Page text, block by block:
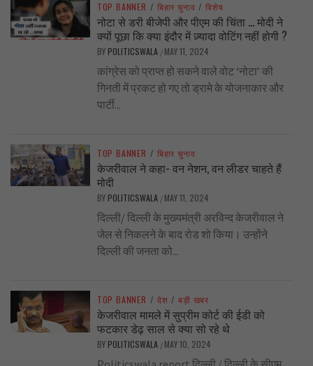
TOP BANNER / बिहार चुनाव / विशेष
नोटा से डरी बीजेपी और पीएम की चिंता … मोदी ने
क्यों पूछा कि क्या इंदौर में ज़्यादा वोटिंग नहीं होगी ?
BY POLITICSWALA / MAY 11, 2024
कांग्रेस को प्राप्त हो सकने वाले वोट ‘नोटा’ की
गिनती में प्रकट हो गए तो ड्रामे के योजनाकार और
पार्टी...
TOP BANNER / बिहार चुनाव
केजरीवाल ने कहा- वन नेशन, वन लीडर चाहते हैं
मोदी
BY POLITICSWALA / MAY 11, 2024
दिल्ली/ दिल्ली के मुख्यमंत्री अरविन्द केजरीवाल ने
जेल से निकलने के बाद रोड शो किया। उन्होंने
दिल्ली की जनता को...
TOP BANNER / देश / बड़ी खबर
केजरीवाल मामले में सुप्रीम कोर्ट की ईडी को
फटकार डेढ़ साल से क्या सो रहे थे
BY POLITICSWALA / MAY 10, 2024